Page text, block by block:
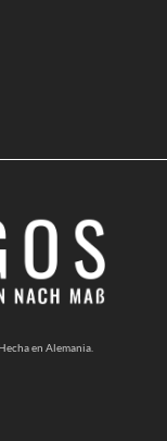
en Alemania.